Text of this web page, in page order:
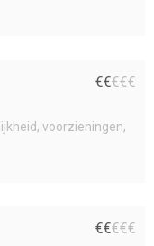
€€€€€
voorzieningen
€€€€€